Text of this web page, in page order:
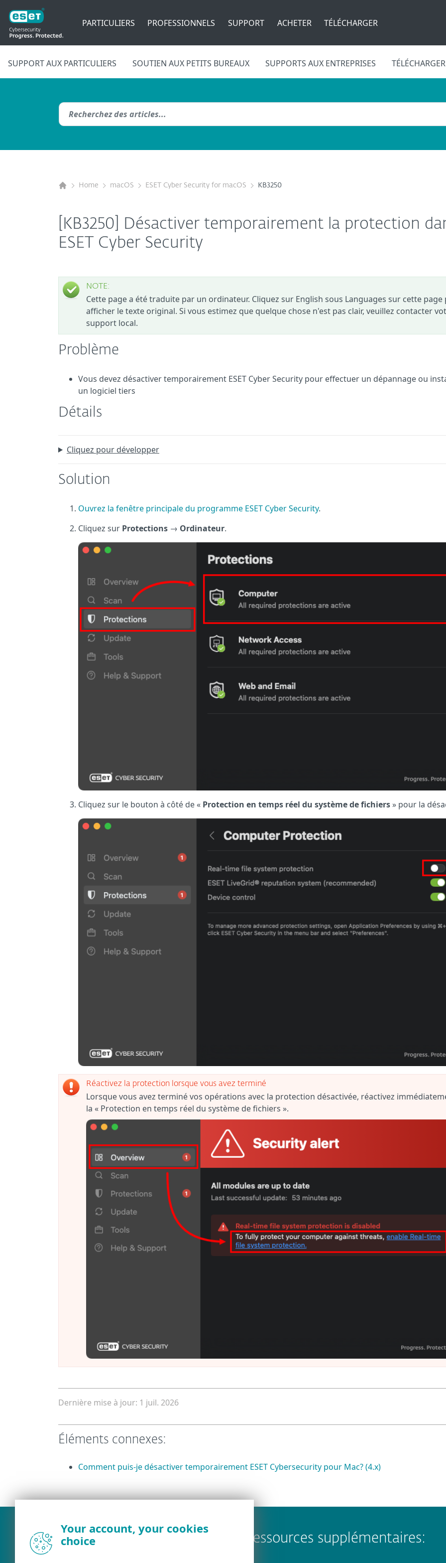
PARTICULIERS PROFESSIONNELS SUPPORT ACHETER TÉLÉCHARGER
SUPPORT AUX PARTICULIERS SOUTIEN AUX PETITS BUREAUX SUPPORTS AUX ENTREPRISES TÉLÉCHARGER
Home macOS ESET Cyber Security for macOS KB3250
[KB3250] Désactiver temporairement la protection
ESET Cyber Security
NOTE:
Cette page a été traduite par un ordinateur. Cliquez sur English sous Languages sur cette page
afficher le texte original. Si vous estimez que quelque chose n'est pas clair, veuillez contacter
support local.
Problème
Vous devez désactiver temporairement ESET Cyber Security pour effectuer un dépannage ou
un logiciel tiers
Détails
Cliquez pour développer
Solution
Ouvrez la fenêtre principale du programme ESET Cyber Security.
Cliquez sur Protections → Ordinateur.
Cliquez sur le bouton à côté de « Protection en temps réel du système de fichiers» pour la
Réactivez la protection lorsque vous avez terminé
Lorsque vous avez terminé vos opérations avec la protection désactivée, réactivez
la « Protection en temps réel du système de fichiers ».
Dernière mise à jour: 1 juil. 2026
Éléments connexes:
Comment puis-je désactiver temporairement ESET Cybersecurity pour Mac? (4.x)
Ressources supplémentaires:
Your account, your cookies
choice